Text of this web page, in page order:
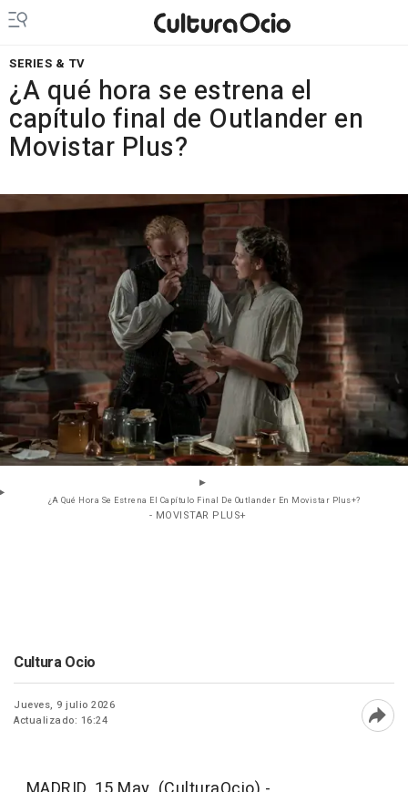
SERIES & TV
¿A qué hora se estrena el
capítulo final de Outlander en
Movistar Plus?
¿A Qué Hora Se Estrena El Capítulo Final De Outlander En Movistar Plus+?
- MOVISTAR PLUS+
Cultura Ocio
Jueves, 9 julio 2026
Actualizado: 16:24